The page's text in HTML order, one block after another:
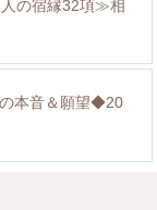
の宿縁32項≫相
の本音＆願望◆20